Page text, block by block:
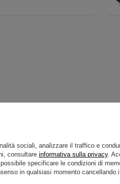
sociali, analizzare il traffico e
consultare informativa sulla privacy.
specificare le condizioni di
in qualsiasi momento cancellando